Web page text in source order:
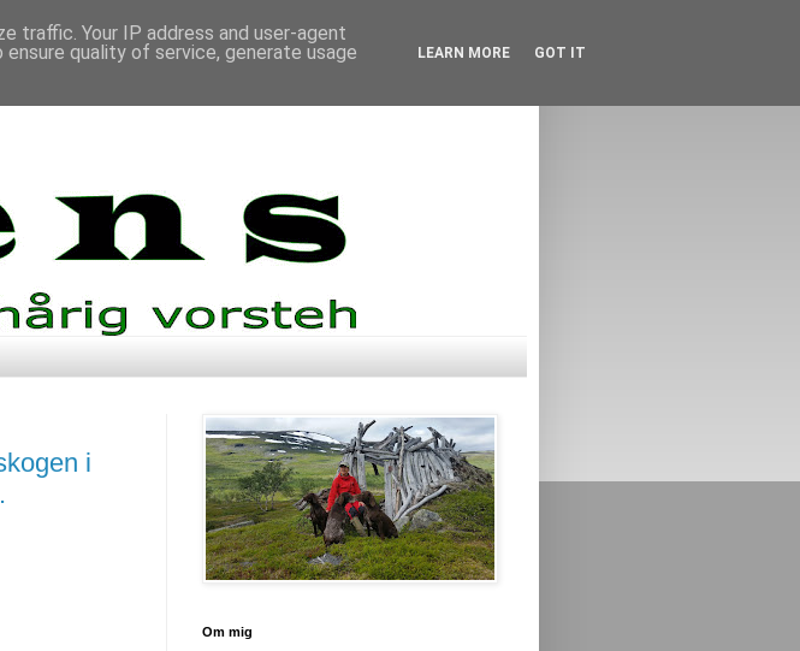
i
Om mig
traffic. Your IP address and user-agent
quality of service, generate usage
LEARN MORE GOT IT